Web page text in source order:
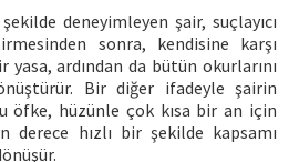
deneyimleyen şair, suçlayıcı
sonra, kendisine karşı
ardından da bütün okurlarını
Bir diğer ifadeyle şairin
öfke, hüzünle çok kısa bir an için
derece hızlı bir şekilde kapsamı